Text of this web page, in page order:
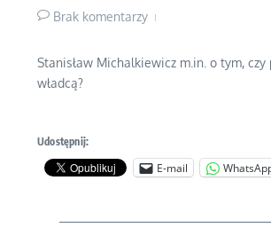
Brak komentarzy
Stanisław Michalkiewicz m.in. o tym,
władcą?
Udostępnij:
E-mail